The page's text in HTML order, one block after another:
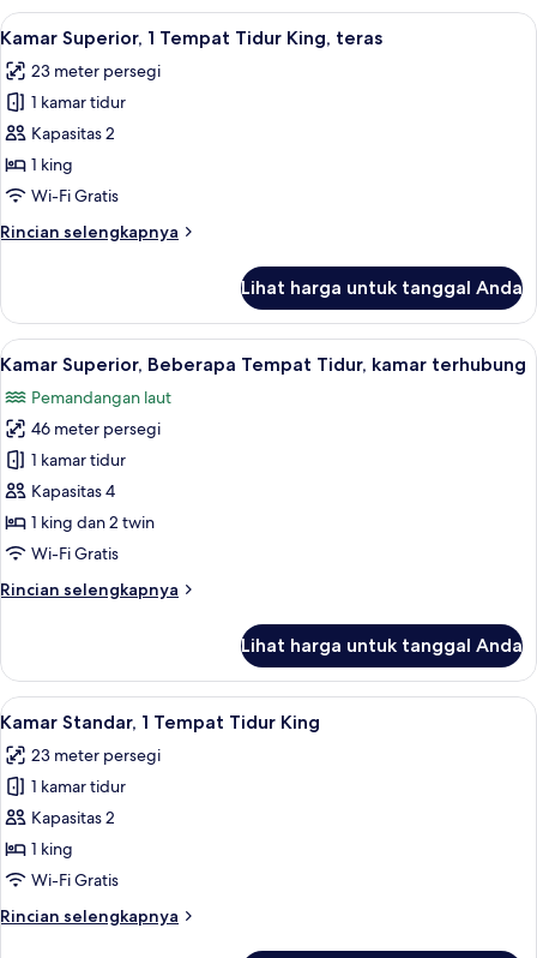
Junior,
Beberapa
Tidur
Lihat
semua
foto
untuk
Kamar
Superior,
1
Tidur
Seprai premium, brankas, meja
9
Kamar Superior, 1 Tempat Tidur King, teras
23 meter persegi
1 kamar tidur
Kapasitas 2
1 king
Wi-Fi Gratis
Rincian selengkapnya
Rincian
Kamar
Superior,
1
Tidur
King,
teras
Lihat harga untuk tanggal Anda
Lihat
semua
foto
untuk
Kamar
Superior,
Beberapa
Tempat
kamar
Kamar Superior, Beberapa Tempat
8
Kamar Superior, Beberapa Tempat Tidur, kamar terhubung
Pemandangan laut
46 meter persegi
1 kamar tidur
Kapasitas 4
1 king dan 2 twin
Wi-Fi Gratis
Rincian selengkapnya
Rincian
Kamar
Superior,
Beberapa
Tidur,
kamar
Lihat harga untuk tanggal Anda
Lihat
semua
foto
untuk
Kamar
Standar,
1
Tidur
Seprai premium, brankas, meja
4
Kamar Standar, 1 Tempat Tidur King
23 meter persegi
1 kamar tidur
Kapasitas 2
1 king
Wi-Fi Gratis
Rincian selengkapnya
Rincian